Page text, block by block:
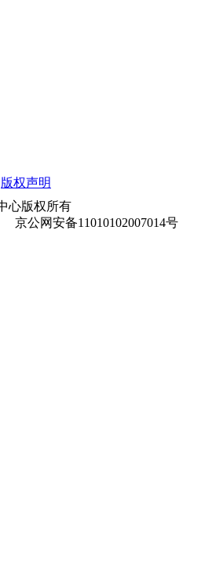
版权声明
心版权所有
京公网安备11010102007014号